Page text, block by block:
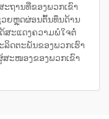
ະຖານທີ່ຂອງພວກເຂົາ
ວຍຫຼຸດຜ່ອນຕົ້ນທຶນດ້ານ
ດ້ສະແດງຄວາມພໍໃຈຕໍ່
ລິດຕະພັນຂອງພວກເຮົາ
ສະໜອງຂອງພວກເຂົາ